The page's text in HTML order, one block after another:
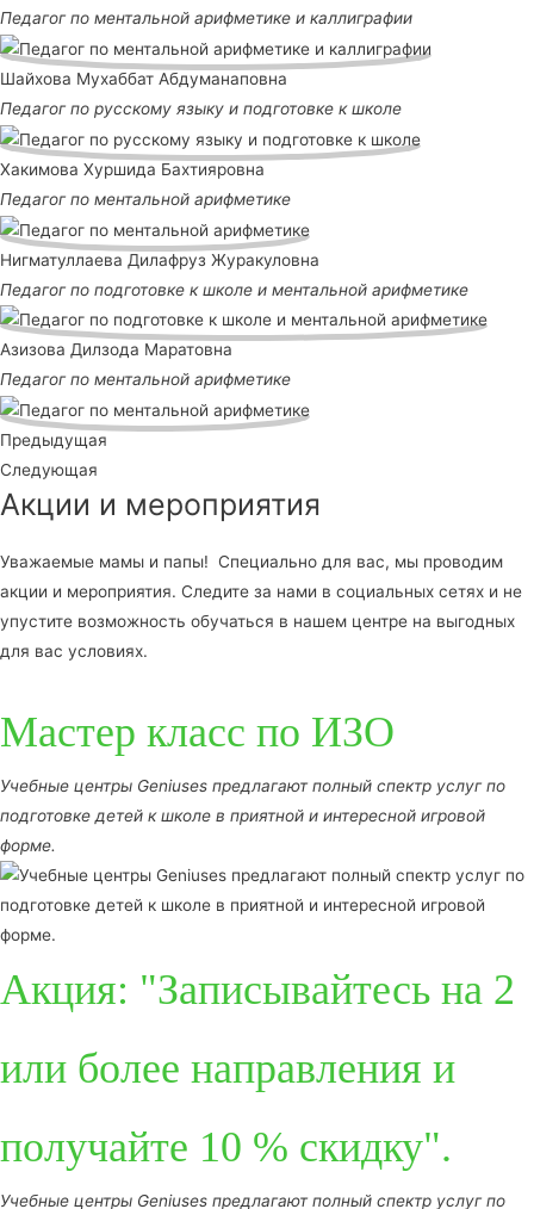
Педагог по ментальной арифметике и каллиграфии
Шайхова Мухаббат Абдуманаповна
Педагог по русскому языку и подготовке к школе
Хакимова Хуршида Бахтияровна
Педагог по ментальной арифметике
Нигматуллаева Дилафруз Журакуловна
Педагог по подготовке к школе и ментальной арифметике
Азизова Дилзода Маратовна
Педагог по ментальной арифметике
Предыдущая
Следующая
Акции и мероприятия
Уважаемые мамы и папы! Специально для вас, мы проводим
акции и мероприятия. Следите за нами в социальных сетях и не
упустите возможность обучаться в нашем центре на выгодных
для вас условиях.
Мастер класс по ИЗО
Учебные центры Geniuses предлагают полный спектр услуг по
подготовке детей к школе в приятной и интересной игровой
форме.
Акция: "Записывайтесь на 2
или более направления и
получайте 10 % скидку".
Учебные центры Geniuses предлагают полный спектр услуг по